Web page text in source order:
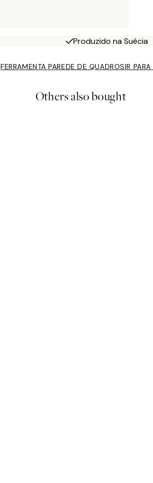
Produzido na Suécia
FERRAMENTA PAREDE DE QUADROSIR
Others also bought